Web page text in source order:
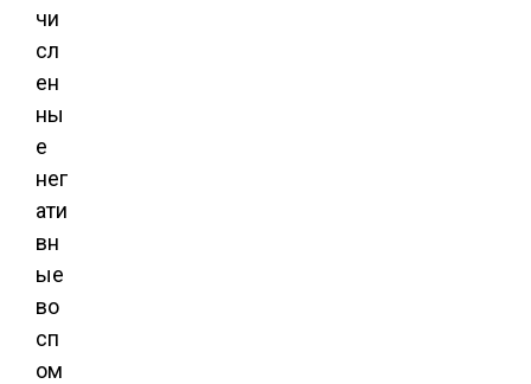
чи
сл
ен
ны
е
нег
ати
вн
ые
во
сп
ом